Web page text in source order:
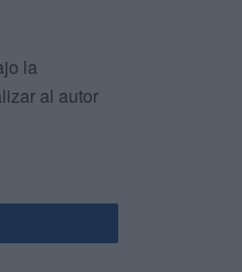
la
al autor